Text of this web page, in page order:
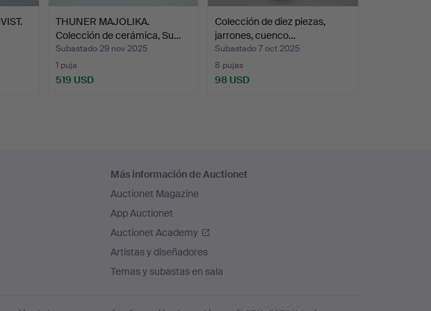
THUNER MAJOLIKA.
Colección de cerámica, Su…
Subastado 29 nov 2025
1 puja
519 USD
Colección de diez piezas,
jarrones, cuenco…
Subastado 7 oct 2025
8 pujas
98 USD
Más información de Auctionet
Auctionet Magazine
App Auctionet
Auctionet Academy
Artistas y diseñadores
Temas y subastas en sala